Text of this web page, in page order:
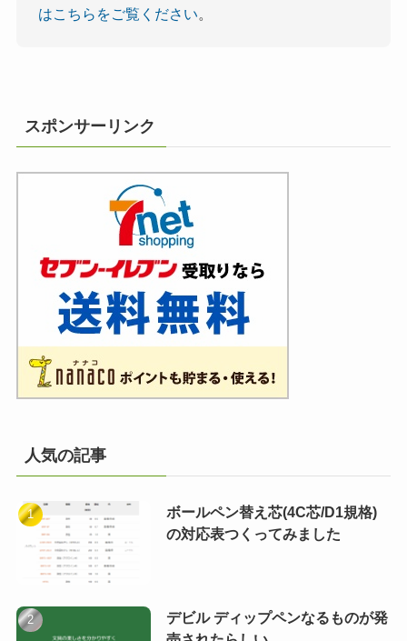
はこちらをご覧ください。
スポンサーリンク
人気の記事
ボールペン替え芯(4C芯/D1規格)
の対応表つくってみました
デビル ディップペンなるものが発